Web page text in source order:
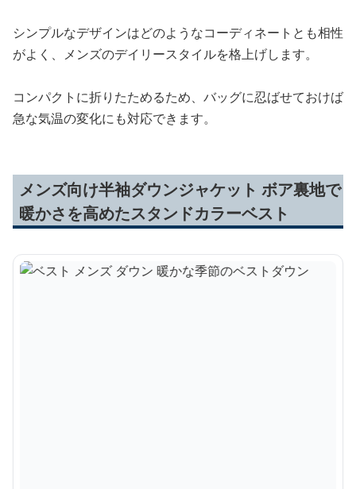
シンプルなデザインはどのようなコーディネートとも相性
がよく、メンズのデイリースタイルを格上げします。
コンパクトに折りたためるため、バッグに忍ばせておけば
急な気温の変化にも対応できます。
メンズ向け半袖ダウンジャケット ボア裏地で
暖かさを高めたスタンドカラーベスト